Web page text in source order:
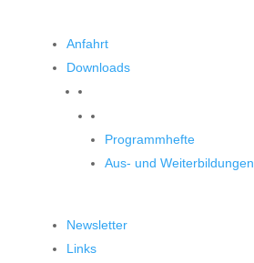
Anfahrt
Downloads
Programmhefte
Aus- und Weiterbildungen
Newsletter
Links